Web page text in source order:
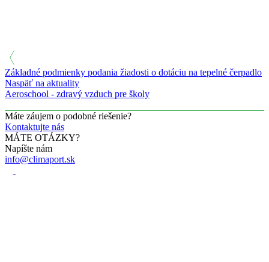
Základné podmienky podania žiadosti o dotáciu na tepelné čerpadlo
Naspäť na aktuality
Aeroschool - zdravý vzduch pre školy
Máte záujem o podobné riešenie?
Kontaktujte nás
MÁTE OTÁZKY?
Napíšte nám
info@climaport.sk